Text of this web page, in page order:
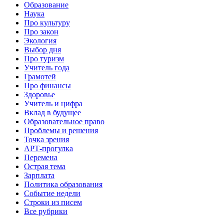
Образование
Наука
Про культуру
Про закон
Экология
Выбор дня
Про туризм
Учитель года
Грамотей
Про финансы
Здоровье
Учитель и цифра
Вклад в будущее
Образовательное право
Проблемы и решения
Точка зрения
АРТ-прогулка
Перемена
Острая тема
Зарплата
Политика образования
Событие недели
Строки из писем
Все рубрики